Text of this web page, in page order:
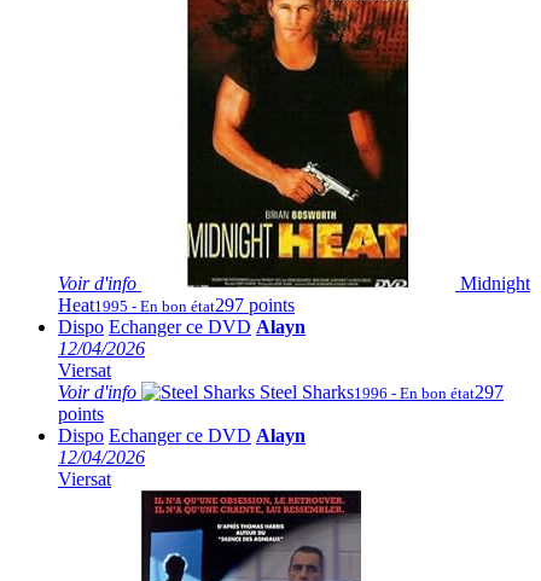
Voir d'info
Midnight
Heat1995 - En bon état297 points
Dispo Echanger ce DVD Alayn
12/04/2026
Viersat
Voir d'info Steel Sharks1996 - En bon état297
points
Dispo Echanger ce DVD Alayn
12/04/2026
Viersat